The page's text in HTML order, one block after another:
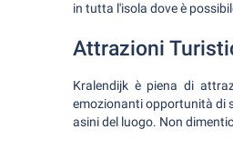
in tutta l'isola dove è
Attrazioni
Kralendijk è piena di
emozionanti opportunità di
asini del luogo. Non